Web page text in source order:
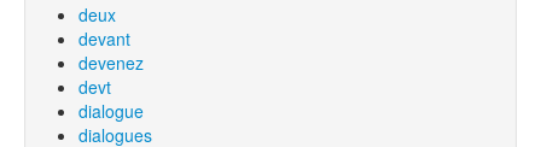
deux
devant
devenez
devt
dialogue
dialogues